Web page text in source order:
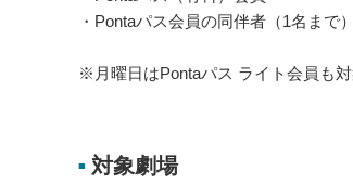
・Pontaパス会員の同伴者（1名まで）
※月曜日はPontaパス ライト会員も対
■ 対象劇場